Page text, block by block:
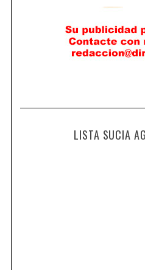
LISTA SUCIA